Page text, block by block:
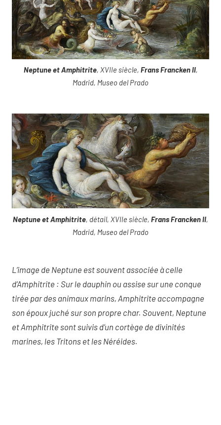
Neptune et Amphitrite, XVIIe siècle, Frans Francken II,
Madrid, Museo del Prado
Neptune et Amphitrite, détail, XVIIe siècle, Frans Francken II,
Madrid, Museo del Prado
L’image de Neptune est souvent associée à celle
d’Amphitrite : Sur le dauphin ou assise sur une conque
tirée par des animaux marins, Amphitrite accompagne
son époux juché sur son propre char. Souvent, Neptune
et Amphitrite sont suivis d’un cortège de divinités
marines, les Tritons et les Néréides.